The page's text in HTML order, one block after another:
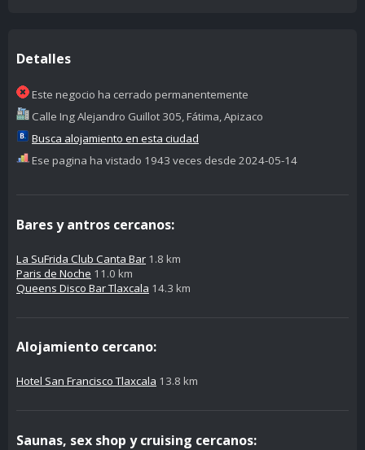
Detalles
Este negocio ha cerrado permanentemente
Calle Ing Alejandro Guillot 305, Fátima, Apizaco
Busca alojamiento en esta ciudad
Ese pagina ha vistado 1943 veces desde 2024-05-14
Bares y antros cercanos:
La SuFrida Club Canta Bar 1.8 km
Paris de Noche 11.0 km
Queens Disco Bar Tlaxcala 14.3 km
Alojamiento cercano:
Hotel San Francisco Tlaxcala 13.8 km
Saunas, sex shop y cruising cercanos: